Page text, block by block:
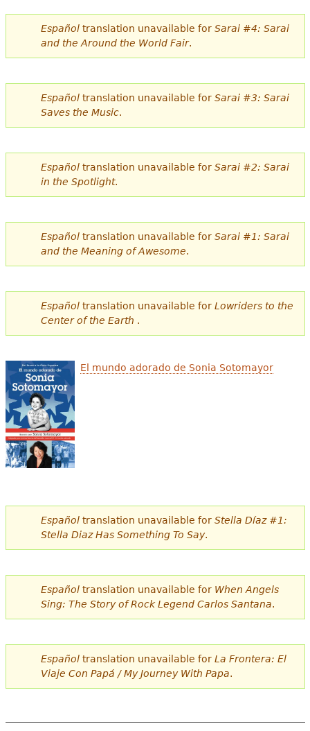
Más recursos
e
t
á
q
u
Españoltranslation unavailable for Sarai #4: Sarai
and the Around the World Fair.
Españoltranslation unavailable for Sarai #3: Sarai
Saves the Music.
Españoltranslation unavailable for Sarai #2: Sarai
in the Spotlight.
Españoltranslation unavailable for Sarai #1: Sarai
and the Meaning of Awesome.
Españoltranslation unavailable for Lowriders to the
Center of the Earth .
El mundo adorado de Sonia Sotomayor
Españoltranslation unavailable for Stella Díaz #1:
Stella Diaz Has Something To Say.
Españoltranslation unavailable for When Angels
Sing: The Story of Rock Legend Carlos Santana.
Españoltranslation unavailable for La Frontera: El
Viaje Con Papá / My Journey With Papa.